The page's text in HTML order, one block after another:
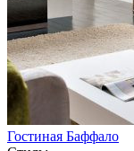
Гостиная Баффало